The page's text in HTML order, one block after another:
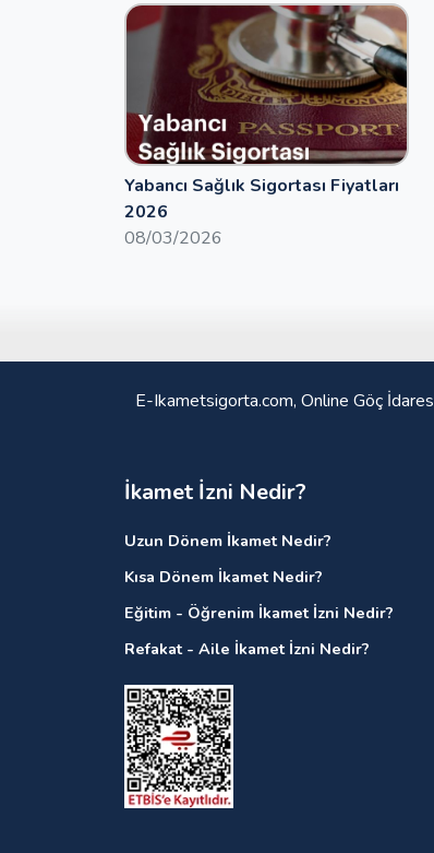
Yabancı Sağlık Sigortası Fiyatları
2026
08/03/2026
E-Ikametsigorta.com, Online Göç
İkamet İzni Nedir?
Uzun Dönem İkamet Nedir?
Kısa Dönem İkamet Nedir?
Eğitim - Öğrenim İkamet İzni Nedir?
Refakat - Aile İkamet İzni Nedir?